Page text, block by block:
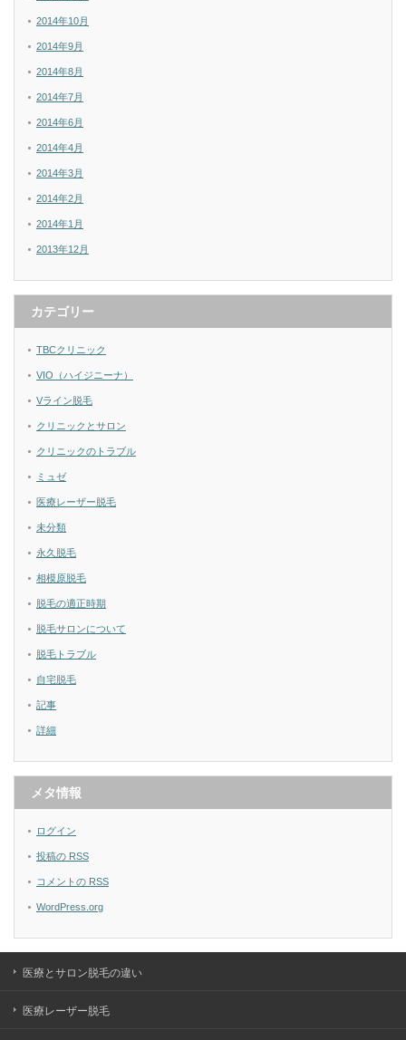
2014年10月
2014年9月
2014年8月
2014年7月
2014年6月
2014年4月
2014年3月
2014年2月
2014年1月
2013年12月
カテゴリー
TBCクリニック
VIO（ハイジニーナ）
Vライン脱毛
クリニックとサロン
クリニックのトラブル
ミュゼ
医療レーザー脱毛
未分類
永久脱毛
相模原脱毛
脱毛の適正時期
脱毛サロンについて
脱毛トラブル
自宅脱毛
記事
詳細
メタ情報
ログイン
投稿の RSS
コメントの RSS
WordPress.org
医療とサロン脱毛の違い
医療レーザー脱毛